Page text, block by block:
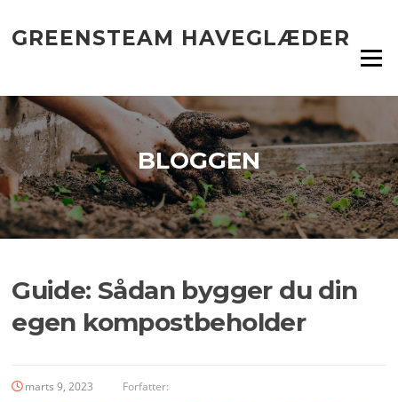
indhold
GREENSTEAM HAVEGLÆDER
Menu
BLOGGEN
Guide: Sådan bygger du din
egen kompostbeholder
marts 9, 2023 Forfatter: